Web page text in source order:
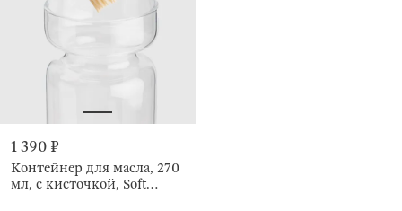
1 390 ₽
Контейнер для масла, 270
мл, с кисточкой, Soft